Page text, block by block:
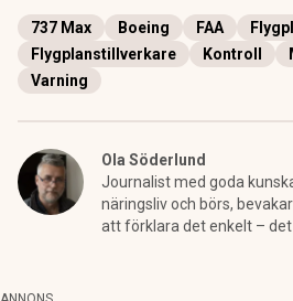
737 Max Boeing FAA
Flygplanstillverkare
Kontroll
Varning
Ola Söderlund
Journalist med goda
näringsliv och börs,
att förklara det enkelt –